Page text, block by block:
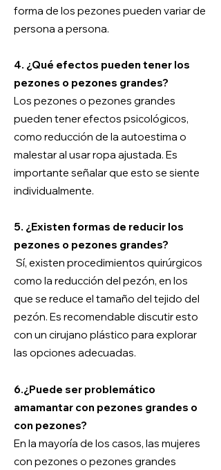
forma de los pezones pueden variar de
persona a persona.
4. ¿Qué efectos pueden tener los
pezones o pezones grandes?
Los pezones o pezones grandes
pueden tener efectos psicológicos,
como reducción de la autoestima o
malestar al usar ropa ajustada. Es
importante señalar que esto se siente
individualmente.
5. ¿Existen formas de reducir los
pezones o pezones grandes?
Sí, existen procedimientos quirúrgicos
como la reducción del pezón, en los
que se reduce el tamaño del tejido del
pezón. Es recomendable discutir esto
con un cirujano plástico para explorar
las opciones adecuadas.
6.¿Puede ser problemático
amamantar con pezones grandes o
con pezones?
En la mayoría de los casos, las mujeres
con pezones o pezones grandes